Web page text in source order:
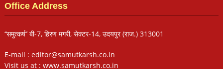
Office Address
‘‘समुत्कर्ष’’ बी-7, हिरण मगरी, सेक्टर-14, उदयपुर (राज.) 313001
E-mail : editor@samutkarsh.co.in
Visit us at : www.samutkarsh.co.in